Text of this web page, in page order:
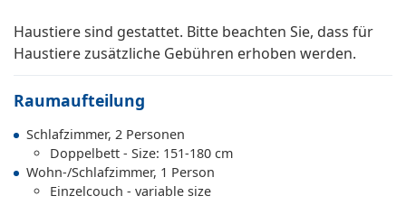
Haustiere sind gestattet. Bitte beachten Sie, dass für
Haustiere zusätzliche Gebühren erhoben werden.
Raumaufteilung
Schlafzimmer, 2 Personen
Doppelbett - Size: 151-180 cm
Wohn-/Schlafzimmer, 1 Person
Einzelcouch - variable size